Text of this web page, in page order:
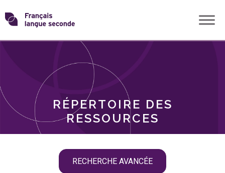
Skip
toTransformons
langue
RÉPERTOIRE DES
RESSOURCES
RECHERCHE AVANCÉE
THÈMES